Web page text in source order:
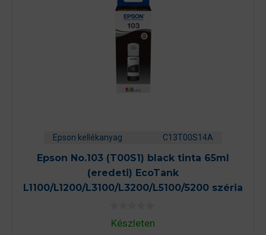
Epson kellékanyag C13T00S14A
Epson No.103 (T00S1) black tinta 65ml
(eredeti) EcoTank
L1100/L1200/L3100/L3200/L5100/5200 széria
0
aKészleten